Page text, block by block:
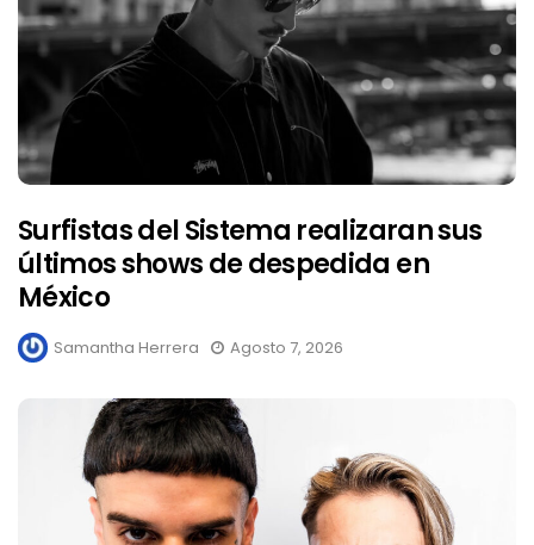
Surfistas del Sistema realizaran sus
últimos shows de despedida en
México
Samantha Herrera Agosto 7, 2026